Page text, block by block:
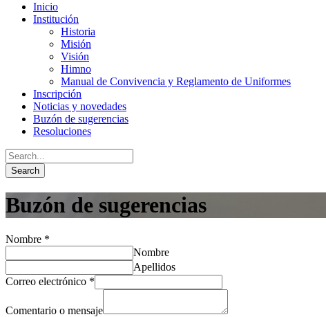
Inicio
Institución
Historia
Misión
Visión
Himno
Manual de Convivencia y Reglamento de Uniformes
Inscripción
Noticias y novedades
Buzón de sugerencias
Resoluciones
Buzón de sugerencias
Nombre *
Nombre
Apellidos
Correo electrónico *
Comentario o mensaje